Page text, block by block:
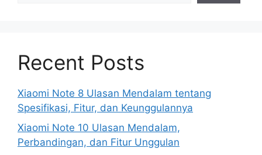
Recent Posts
Xiaomi Note 8 Ulasan Mendalam tentang
Spesifikasi, Fitur, dan Keunggulannya
Xiaomi Note 10 Ulasan Mendalam,
Perbandingan, dan Fitur Unggulan